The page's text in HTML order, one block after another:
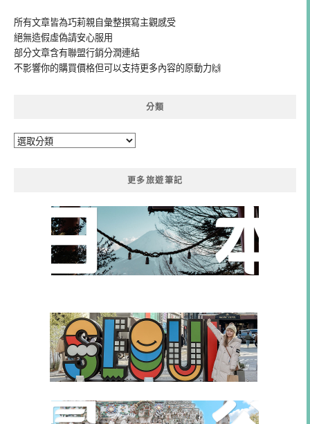
所有文章皆為巧莉親自彙整撰寫主觀感受
絕無造假虛偽請安心服用
部分文章含有聯盟行銷分潤連結
不影響你的購買價格但可以支持更多內容的原動力🙌
分類
分
更多旅遊筆記